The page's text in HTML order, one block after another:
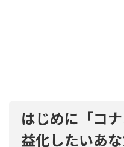
はじめに「コ
益化したいあ